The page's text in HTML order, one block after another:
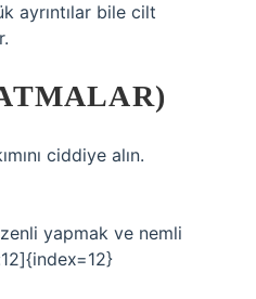
ayrıntılar bile cilt
ciddiye alın.
yapmak ve nemli